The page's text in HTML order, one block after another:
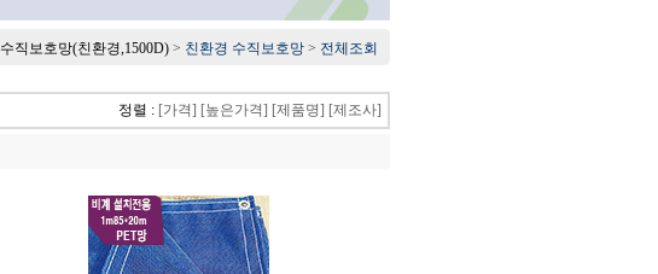
수직보호망(친환경,1500D) > 친환경 수직보호망 > 전체조회
정렬 : [가격] [높은가격] [제품명] [제조사]